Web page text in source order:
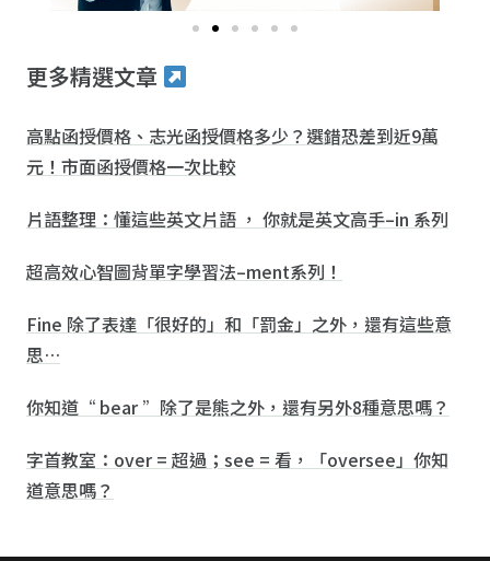
更多精選文章
高點函授價格、志光函授價格多少？選錯恐差到近9萬
元！市面函授價格一次比較
片語整理：懂這些英文片語 ， 你就是英文高手–in 系列
超高效心智圖背單字學習法–ment系列！
Fine 除了表達「很好的」和「罰金」之外，還有這些意
思…
你知道“ bear ”除了是熊之外，還有另外8種意思嗎？
字首教室：over = 超過；see = 看，「oversee」你知
道意思嗎？